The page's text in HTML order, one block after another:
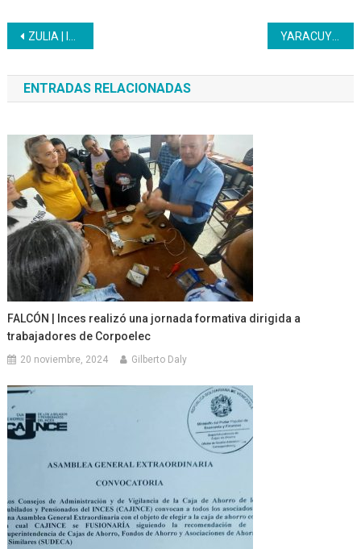
Navegación
de
entradas
ZULIA | Inces cierra el 2024 como una excelente opción de formación para la juventud y las mujeres YARACUY | Inces crea alianza con transportistas
ENTRADAS RELACIONADAS
FALCÓN | Inces realizó una jornada formativa dirigida a
trabajadores de Corpoelec
20 noviembre, 2024 Gilberto Daly